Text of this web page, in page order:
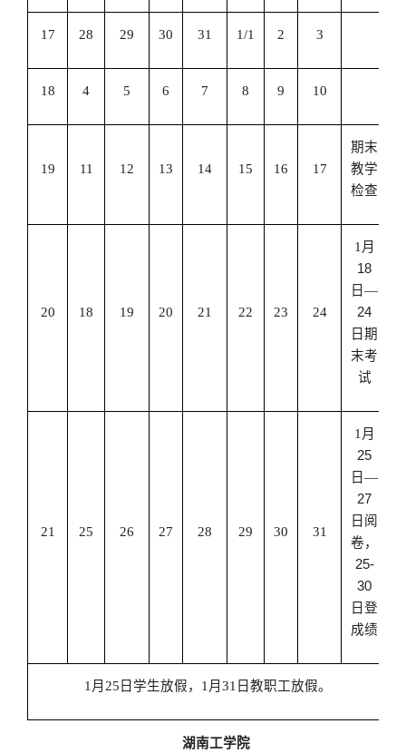
17 28 29 30 31 1/1 2 3
18 4 5 6 7 8 9 10
19 11 12 13 14 15 16 17
期末
教学
检查
20 18 19 20 21 22 23 24
1 月
18
日—
24
日期
末考
试
21 25 26 27 28 29 30 31
1 月
25
日—
27
日阅
卷，
25-
30
日登
成绩
1 月 25 日学生放假， 1 月 31 日教职工放假。
湖南工学院